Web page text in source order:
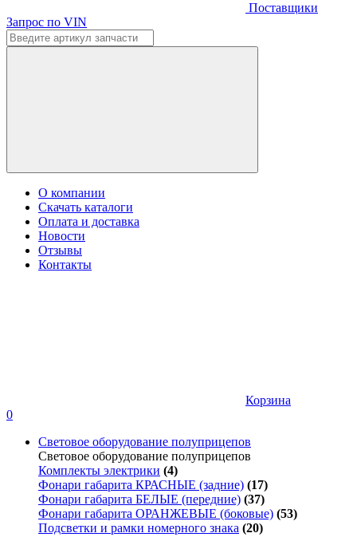
Поставщики
Запрос по VIN
О компании
Скачать каталоги
Оплата и доставка
Новости
Отзывы
Контакты
Корзина
0
Световое оборудование полуприцепов
Световое оборудование полуприцепов
Комплекты электрики (4)
Фонари габарита КРАСНЫЕ (задние) (17)
Фонари габарита БЕЛЫЕ (передние) (37)
Фонари габарита ОРАНЖЕВЫЕ (боковые) (53)
Подсветки и рамки номерного знака (20)